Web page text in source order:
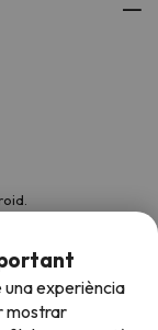
experiència
mostrar